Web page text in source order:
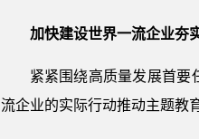
加快建设世界一流企业夯
紧紧围绕高质量发展首要
流企业的实际行动推动主题教